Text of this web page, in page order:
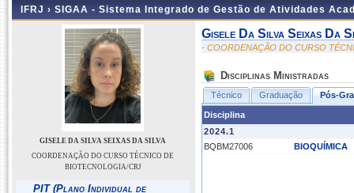
IFRJ › SIGAA - Sistema Integrado de Gestão de Atividades
GISELE DA SILVA SEIXAS DA SILVA
COORDENAÇÃO DO CURSO TÉCNICO DE
BIOTECNOLOGIA/CRJ
PIT (Plano Individual de
Gisele Da Silva Seixas Da
- COORDENAÇÃO DO CURSO
Disciplinas Ministradas
Técnico Graduação Pós-
Disciplina
2024.1
BQBM27006
BIOQUÍMICA